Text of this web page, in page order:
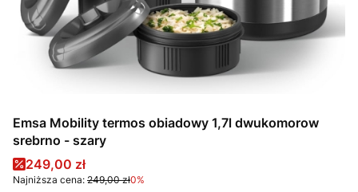
Emsa Mobility termos obiadowy 1,7l dwukomorow
srebrno - szary
Cena promocyjna
249,00 zł
Najniższa cena: 249,00 zł0%